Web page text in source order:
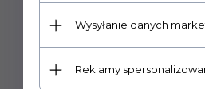
Wysyłanie danych
Reklamy